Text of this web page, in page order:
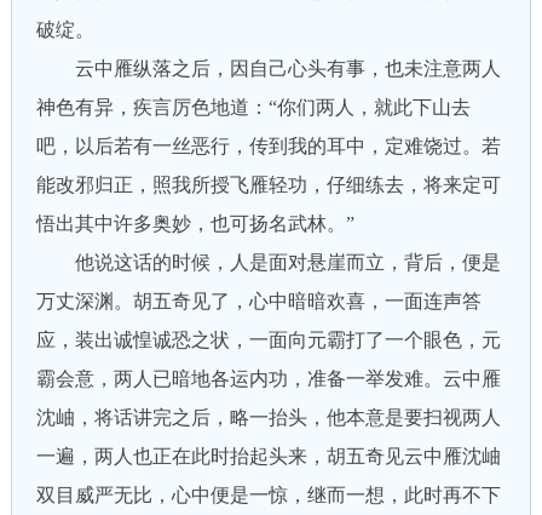
破绽。
云中雁纵落之后，因自己心头有事，也未注意两人
神色有异，疾言厉色地道：“你们两人，就此下山去
吧，以后若有一丝恶行，传到我的耳中，定难饶过。若
能改邪归正，照我所授飞雁轻功，仔细练去，将来定可
悟出其中许多奥妙，也可扬名武林。”
他说这话的时候，人是面对悬崖而立，背后，便是
万丈深渊。胡五奇见了，心中暗暗欢喜，一面连声答
应，装出诚惶诚恐之状，一面向元霸打了一个眼色，元
霸会意，两人已暗地各运内功，准备一举发难。云中雁
沈岫，将话讲完之后，略一抬头，他本意是要扫视两人
一遍，两人也正在此时抬起头来，胡五奇见云中雁沈岫
双目威严无比，心中便是一惊，继而一想，此时再不下